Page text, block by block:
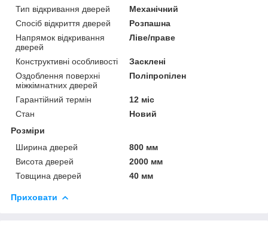
Тип відкривання дверей
Механічний
Спосіб відкриття дверей
Розпашна
Напрямок відкривання
дверей
Ліве/праве
Конструктивні особливості
Засклені
Оздоблення поверхні
міжкімнатних дверей
Поліпропілен
Гарантійний термін
12 міс
Стан
Новий
Розміри
Ширина дверей
800 мм
Висота дверей
2000 мм
Товщина дверей
40 мм
Приховати